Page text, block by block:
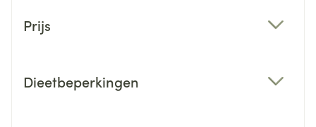
Prijs
Dieetbeperkingen